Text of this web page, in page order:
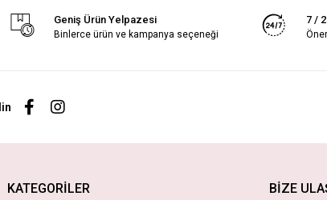
Geniş Ürün Yelpazesi
Binlerce ürün ve kampanya seçeneği
7 /
KATEGORİLER BİZE